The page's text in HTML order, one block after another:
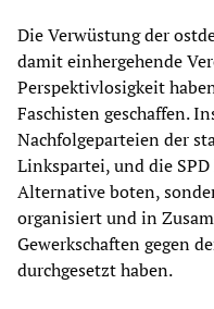
Die Verwüstung der
damit einhergehende
Perspektivlosigkeit
Faschisten geschaffen.
Nachfolgeparteien der
Linkspartei, und die
Alternative boten,
organisiert und in
Gewerkschaften gegen
durchgesetzt haben.